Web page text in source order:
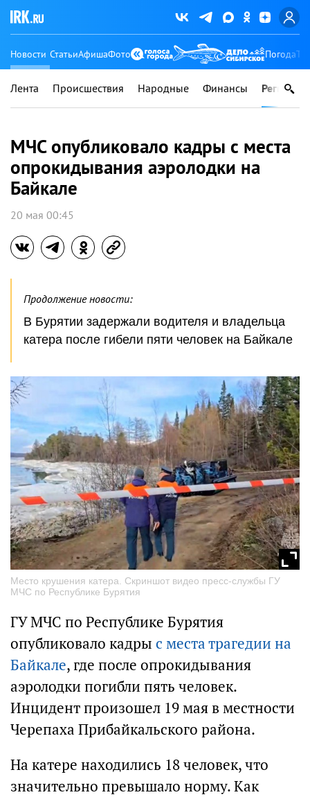
Новости СтатьиАфишаФото Погода
Лента Происшествия Народные Финансы Регионы
МЧС опубликовало кадры с места
опрокидывания аэролодки на
Байкале
20 мая 00:45
Продолжение новости:
В Бурятии задержали водителя и владельца
катера после гибели пяти человек на Байкале
Место крушения катера. Скриншот видео пресс-службы ГУ
МЧС по Республике Бурятия
ГУ МЧС по Республике Бурятия
опубликовало кадры с места трагедии на
Байкале, где после опрокидывания
аэролодки погибли пять человек.
Инцидент произошел 19 мая в местности
Черепаха Прибайкальского района.
На катере находились 18 человек, что
значительно превышало норму. Как